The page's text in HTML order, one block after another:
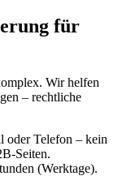
für
Wir helfen
– rechtliche
oder Telefon – kein
Seiten.
(Werktage).